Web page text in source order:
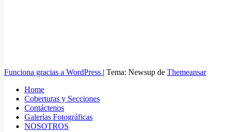
Funciona gracias a WordPress | Tema: Newsup de Themeansar
Home
Coberturas y Secciones
Contáctenos
Galerías Fotográficas
NOSOTROS